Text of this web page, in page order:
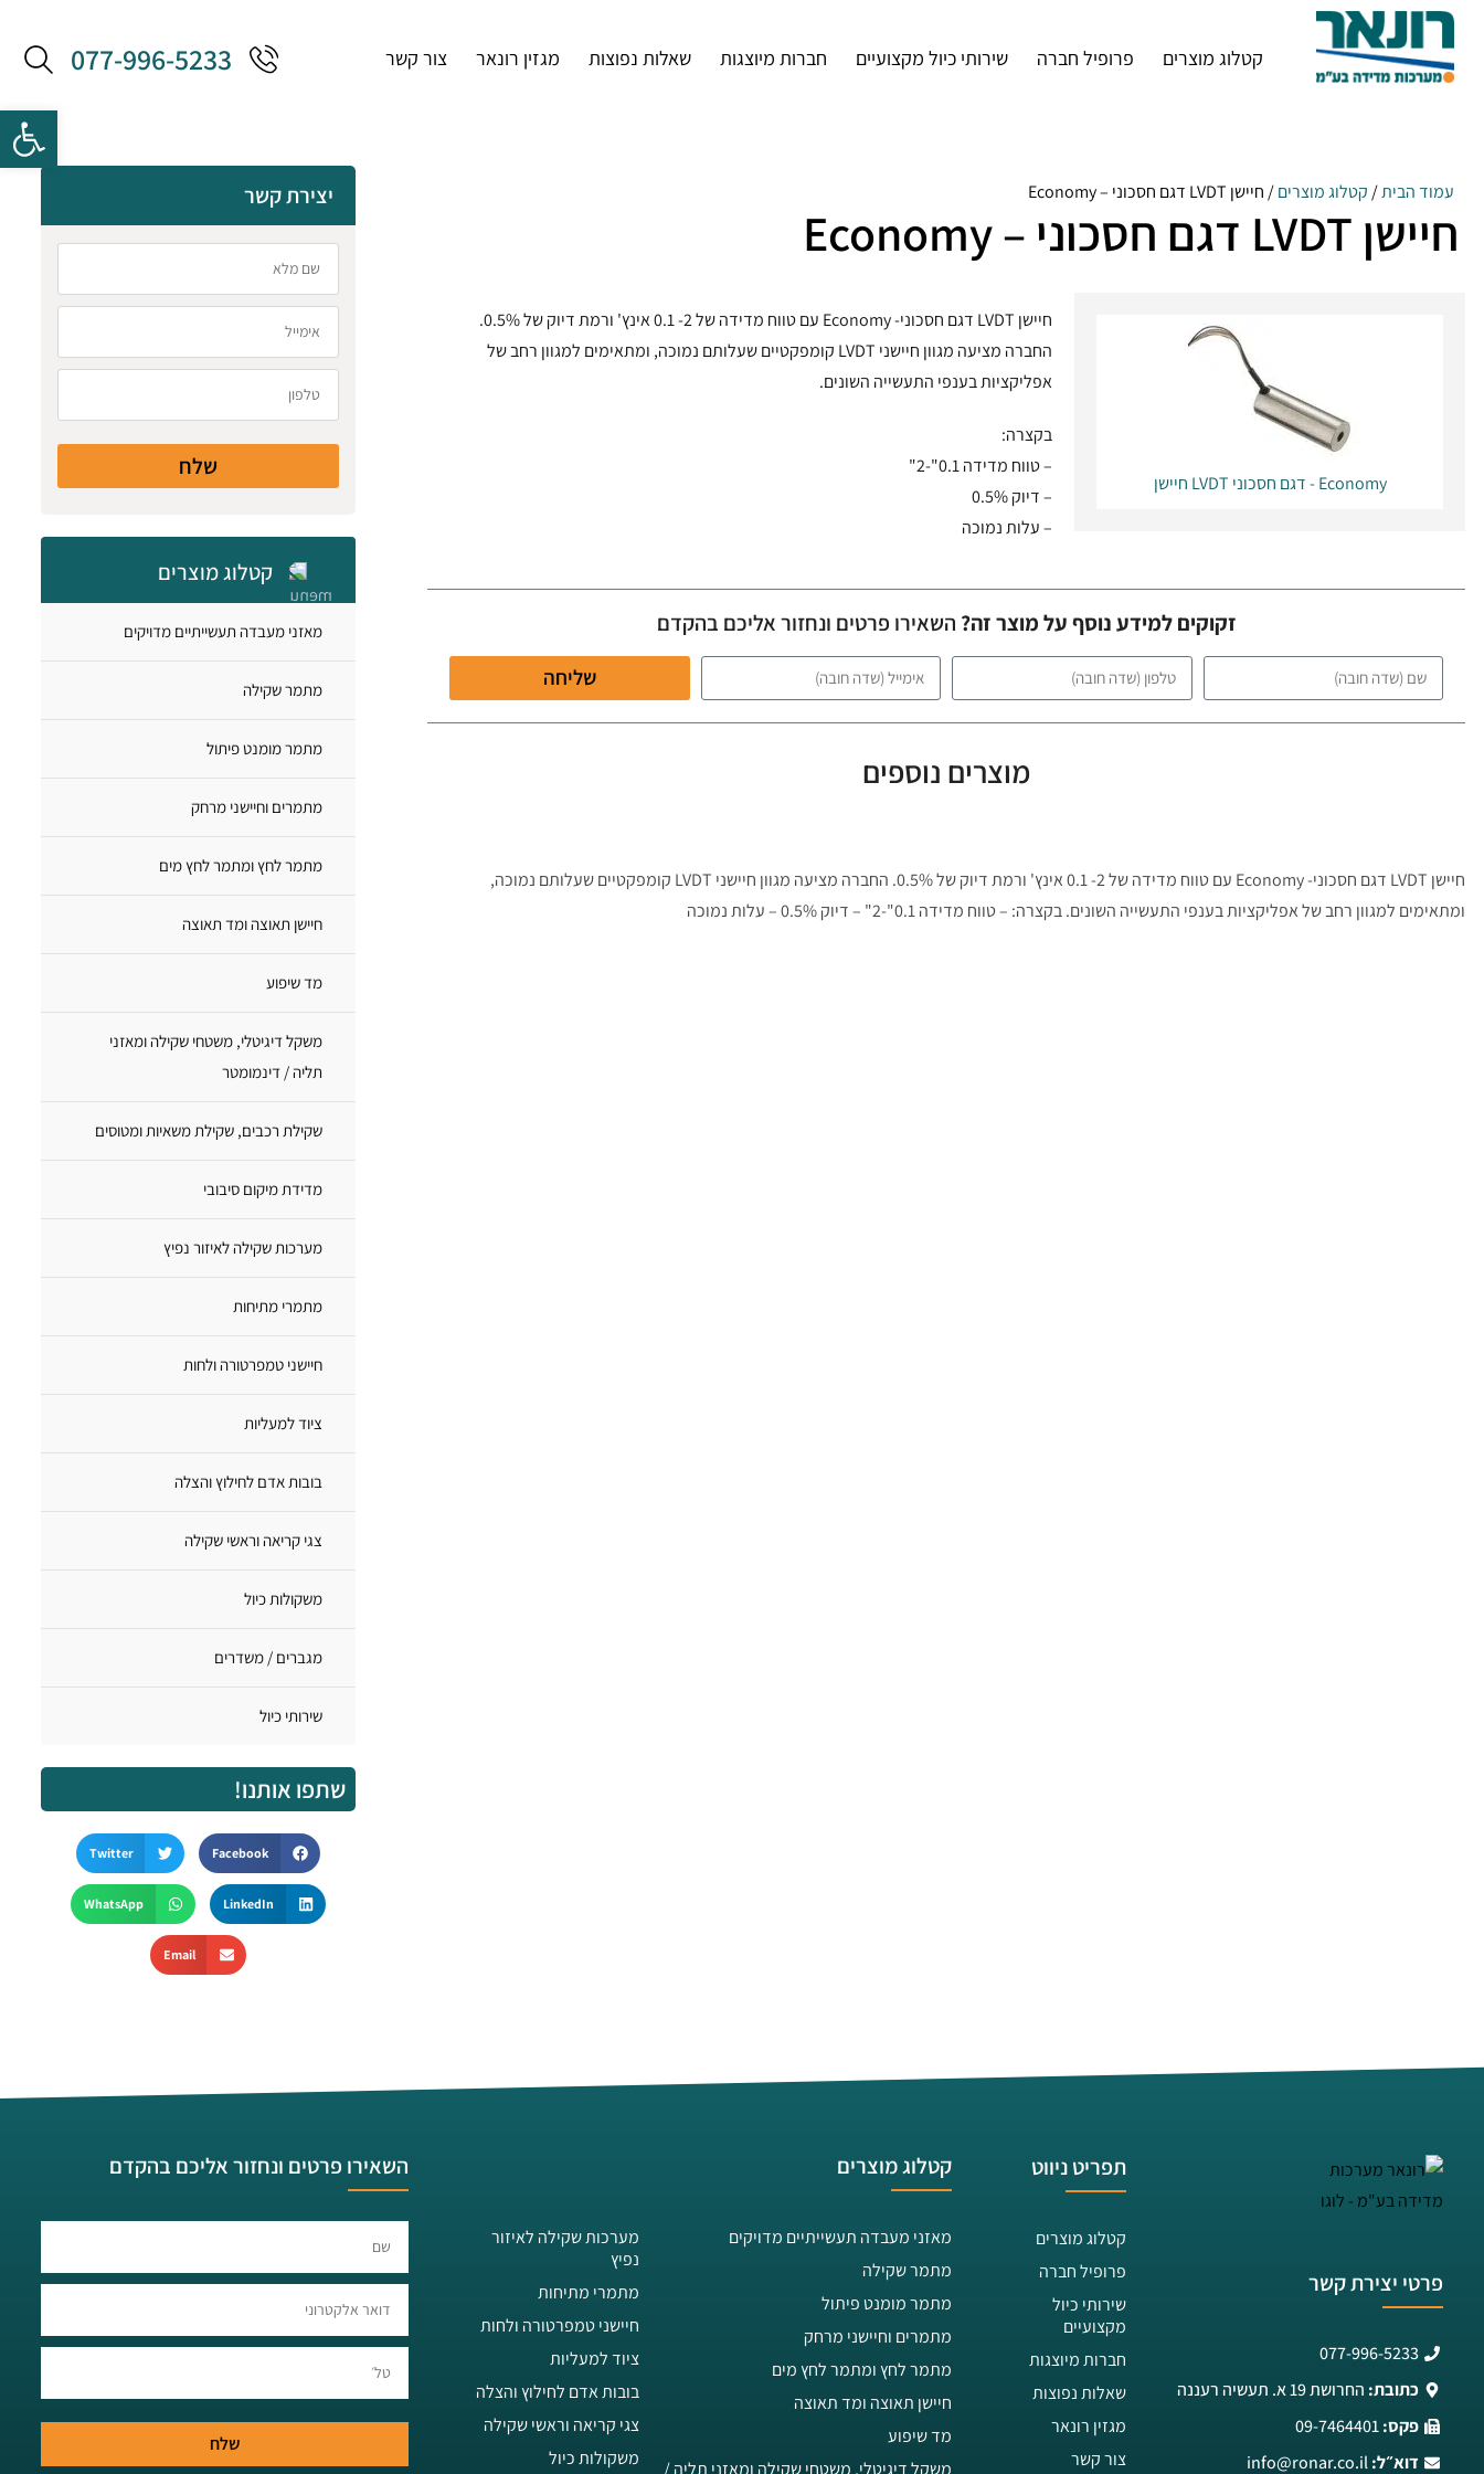
קטלוג מוצרים פרופיל חברה שירותי כיול מקצועיים חברות מיוצגות שאלות נפוצות מגזין רונאר צור קשר 077-996-5233
עמוד הבית/ קטלוג מוצרים/ חיישן LVDT דגם חסכוני – Economy
חיישן LVDT דגם חסכוני – Economy
חיישן LVDT דגם חסכוני - Economy
חיישן LVDT דגם חסכוני- Economy עם טווח מדידה של 2- 0.1 אינץ' ורמת דיוק של 0.5%.
החברה מציעה מגוון חיישני LVDT קומפקטיים שעלותם נמוכה, ומתאימים למגוון רחב של
אפליקציות בענפי התעשייה השונים.
בקצרה:
– טווח מדידה 0.1"-2"
– דיוק 0.5%
– עלות נמוכה
זקוקים למידע נוסף על מוצר זה? השאירו פרטים ונחזור אליכם בהקדם
שליחה
מוצרים נוספים
חיישן LVDT דגם חסכוני- Economy עם טווח מדידה של 2- 0.1 אינץ' ורמת דיוק של 0.5%. החברה מציעה מגוון חיישני LVDT קומפקטיים שעלותם נמוכה,
ומתאימים למגוון רחב של אפליקציות בענפי התעשייה השונים. בקצרה: – טווח מדידה 0.1"-2" – דיוק 0.5% – עלות נמוכה
יצירת קשר
שלח
קטלוג מוצרים
מאזני מעבדה תעשייתיים מדויקים
מתמר שקילה
מתמר מומנט פיתול
מתמרים וחיישני מרחק
מתמר לחץ ומתמר לחץ מים
חיישן תאוצה ומד תאוצה
מד שיפוע
משקל דיגיטלי, משטחי שקילה ומאזני
תליה / דינמומטר
שקילת רכבים, שקילת משאיות ומטוסים
מדידת מיקום סיבובי
מערכות שקילה לאיזור נפיץ
מתמרי מתיחות
חיישני טמפרטורה ולחות
ציוד למעליות
בובות אדם לחילוץ והצלה
צגי קריאה וראשי שקילה
משקולות כיול
מגברים / משדרים
שירותי כיול
שתפו אותנו!
Facebook
Twitter
LinkedIn
WhatsApp
Email
פרטי יצירת קשר
077-996-5233
כתובת: החרושת 19 א. תעשיה רעננה
פקס:09-7464401
דוא״ל: info@ronar.co.il
תפריט ניווט
קטלוג מוצרים
פרופיל חברה
שירותי כיול
מקצועיים
חברות מיוצגות
שאלות נפוצות
מגזין רונאר
צור קשר
קטלוג מוצרים
מאזני מעבדה תעשייתיים מדויקים
מתמר שקילה
מתמר מומנט פיתול
מתמרים וחיישני מרחק
מתמר לחץ ומתמר לחץ מים
חיישן תאוצה ומד תאוצה
מד שיפוע
משקל דיגיטלי, משטחי שקילה ומאזני תליה /
מערכות שקילה לאיזור
נפיץ
מתמרי מתיחות
חיישני טמפרטורה ולחות
ציוד למעליות
בובות אדם לחילוץ והצלה
צגי קריאה וראשי שקילה
משקולות כיול
השאירו פרטים ונחזור אליכם בהקדם​​
שלח